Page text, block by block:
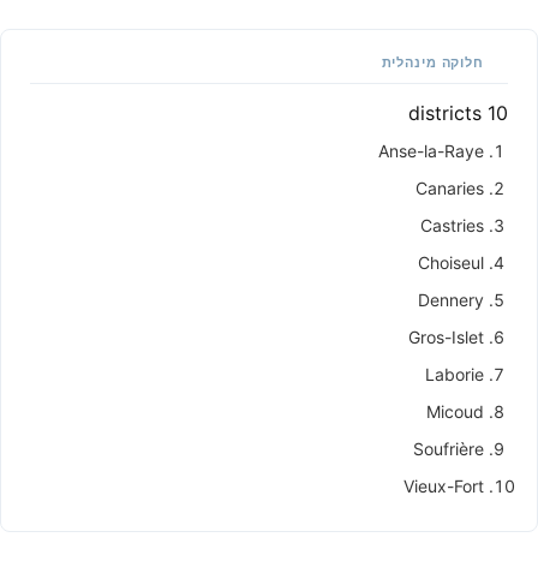
חלוקה מינהלית
10 districts
Anse-la-Raye
Canaries
Castries
Choiseul
Dennery
Gros-Islet
Laborie
Micoud
Soufrière
Vieux-Fort